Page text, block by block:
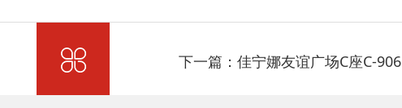
下一篇：佳宁娜友谊广场C座C-906